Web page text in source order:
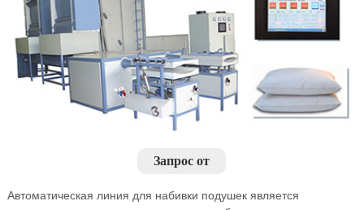
Запрос от
Автоматическая линия для набивки подушек является